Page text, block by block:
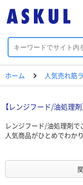
ホーム 人気売れ筋
【レンジフード/油処理
レンジフード/油処理剤で
人気商品がひとめでわかり